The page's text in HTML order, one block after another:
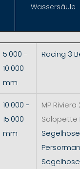
Wassersäule
5.000 -
10.000
mm
Racing 3
10.000 -
15.000
mm
MP Riviera
Salopette